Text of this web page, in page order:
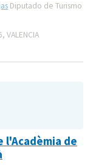
Diputado de Turismo
VALENCIA
l'Acadèmia de